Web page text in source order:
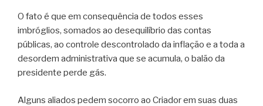
O fato é que em consequência de todos esses
imbróglios, somados ao desequilíbrio das contas
públicas, ao controle descontrolado da inflação e a toda a
desordem administrativa que se acumula, o balão da
presidente perde gás.
Alguns aliados pedem socorro ao Criador em suas duas